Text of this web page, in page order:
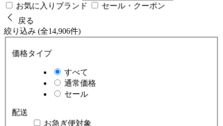
お気に入りブランド
セール・クーポン
戻る
絞り込み (全14,906件)
価格タイプ
すべて
通常価格
セール
配送
お急ぎ便対象